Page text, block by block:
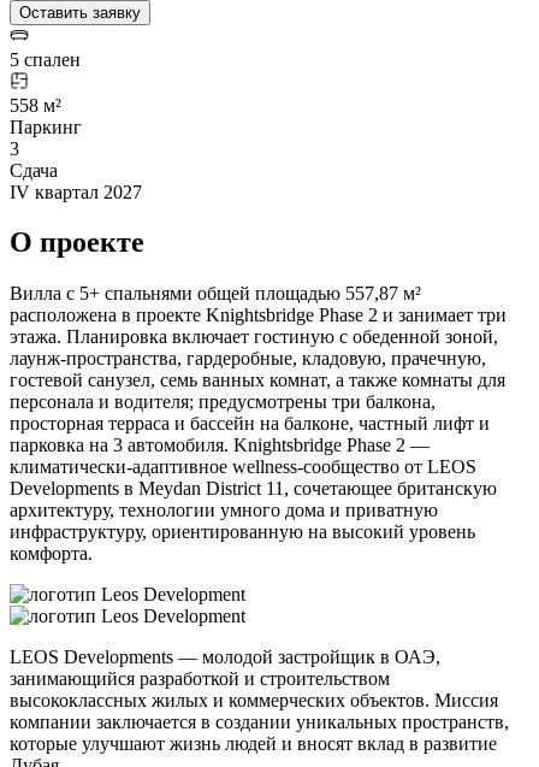
Оставить заявку
5 спален
558 м²
Паркинг
3
Сдача
IV квартал 2027
О проекте
Вилла с 5+ спальнями общей площадью 557,87 м²
расположена в проекте Knightsbridge Phase 2 и занимает три
этажа. Планировка включает гостиную с обеденной зоной,
лаунж-пространства, гардеробные, кладовую, прачечную,
гостевой санузел, семь ванных комнат, а также комнаты для
персонала и водителя; предусмотрены три балкона,
просторная терраса и бассейн на балконе, частный лифт и
парковка на 3 автомобиля. Knightsbridge Phase 2 —
климатически-адаптивное wellness-сообщество от LEOS
Developments в Meydan District 11, сочетающее британскую
архитектуру, технологии умного дома и приватную
инфраструктуру, ориентированную на высокий уровень
комфорта.
LEOS Developments — молодой застройщик в ОАЭ,
занимающийся разработкой и строительством
высококлассных жилых и коммерческих объектов. Миссия
компании заключается в создании уникальных пространств,
которые улучшают жизнь людей и вносят вклад в развитие